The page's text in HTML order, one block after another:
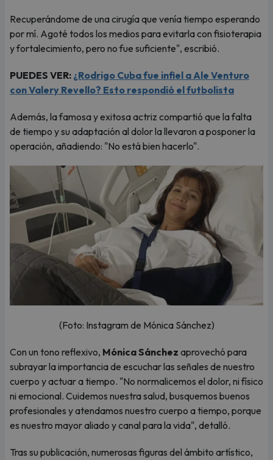
Recuperándome de una cirugía que venía tiempo esperando
por mí. Agoté todos los medios para evitarla con fisioterapia
y fortalecimiento, pero no fue suficiente", escribió.
PUEDES VER: ¿Rodrigo Cuba fue infiel a Ale Venturo
con Valery Revello? Esto respondió el futbolista
Además, la famosa y exitosa actriz compartió que la falta
de tiempo y su adaptación al dolor la llevaron a posponer la
operación, añadiendo: "No está bien hacerlo".
(Foto: Instagram de Mónica Sánchez)
Con un tono reflexivo, Mónica Sánchez aprovechó para
subrayar la importancia de escuchar las señales de nuestro
cuerpo y actuar a tiempo. "No normalicemos el dolor, ni físico
ni emocional. Cuidemos nuestra salud, busquemos buenos
profesionales y atendamos nuestro cuerpo a tiempo, porque
es nuestro mayor aliado y canal para la vida", detalló.
Tras su publicación, numerosas figuras del ámbito artístico,